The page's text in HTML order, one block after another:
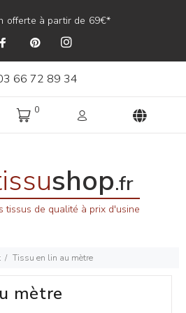
offerte à partir de 69€*
66 72 89 34
0
shop.fr
tissus de qualité à prix d'usine
Tissu en lin au mètre
mètre